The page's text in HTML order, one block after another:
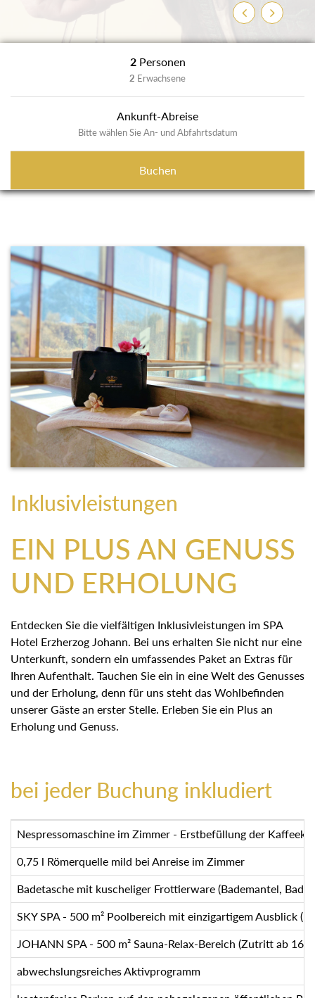
ZurückWeiter
2 Personen
2 Erwachsene
Ankunft-Abreise
Bitte wählen Sie An- und Abfahrtsdatum
Buchen
Inklusivleistungen
EIN PLUS AN GENUSS
UND ERHOLUNG
Entdecken Sie die vielfältigen Inklusivleistungen im SPA
Hotel Erzherzog Johann. Bei uns erhalten Sie nicht nur eine
Unterkunft, sondern ein umfassendes Paket an Extras für
Ihren Aufenthalt. Tauchen Sie ein in eine Welt des Genusses
und der Erholung, denn für uns steht das Wohlbefinden
unserer Gäste an erster Stelle. Erleben Sie ein Plus an
Erholung und Genuss.
bei jeder Buchung inkludiert
Nespressomaschine im Zimmer - Erstbefüllung der
0,75 l Römerquelle mild bei Anreise im Zimmer
Badetasche mit kuscheliger Frottierware (Bademantel,
SKY SPA - 500 m² Poolbereich mit einzigartigem Ausblick
JOHANN SPA - 500 m² Sauna-Relax-Bereich (Zutritt ab
abwechslungsreiches Aktivprogramm